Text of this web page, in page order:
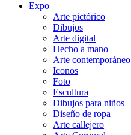
Expo
Arte pictórico
Dibujos
Arte digital
Hecho a mano
Arte contemporáneo
Iconos
Foto
Escultura
Dibujos para niños
Diseño de ropa
Arte callejero